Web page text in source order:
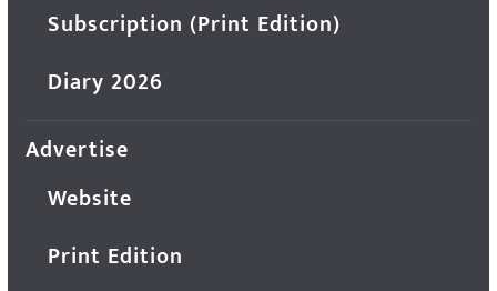
Subscription (Print Edition)
Diary 2026
Advertise
Website
Print Edition